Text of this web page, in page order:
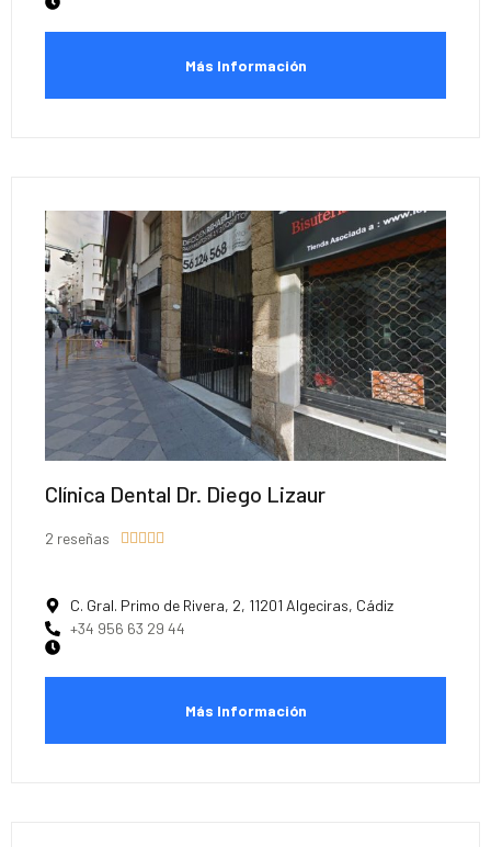
Más Información
Clínica Dental Dr. Diego Lizaur
2 reseñas     
C. Gral. Primo de Rivera, 2, 11201 Algeciras, Cádiz
+34 956 63 29 44
Más Información